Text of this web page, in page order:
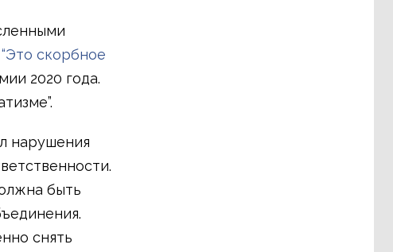
“Это скорбное
2020 года.
нарушения
быть
снять